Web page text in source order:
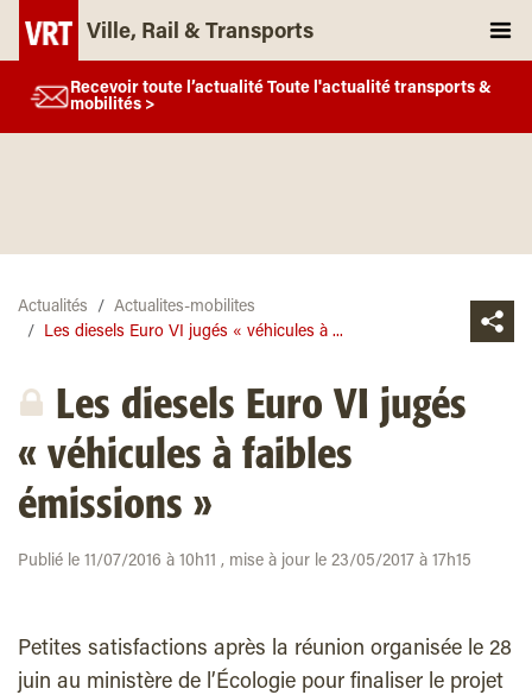
Ville, Rail & Transports
Recevoir toute l’actualité Toute l'actualité transports &
mobilités >
Actualités
Actualites-mobilites
Les diesels Euro VI jugés « véhicules à ...
Les diesels Euro VI jugés
« véhicules à faibles
émissions »
Publié le 11/07/2016 à 10h11 , mise à jour le 23/05/2017 à 17h15
Petites satisfactions après la réunion organisée le 28
juin au ministère de l’Écologie pour finaliser le projet